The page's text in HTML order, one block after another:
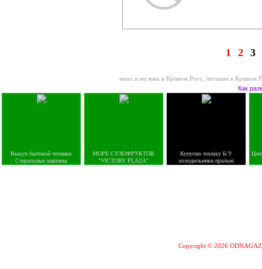
1 2 3
кино и музыка в Кривом Роге ,питание в Кривом
Как
Выкуп бытовой техники
Стиральные машины
МОРЕ СУХОФРУКТОВ
"VICTORY PLAZA"
Купуємо техніку Б/У
холодильники пральні
Copyright © 2026